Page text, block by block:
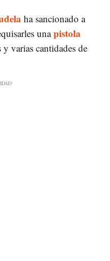
ha sancionado a
unapistola
y varias cantidades de